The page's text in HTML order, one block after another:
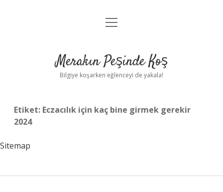
Anasayfa
Yasal Uyarı
menüyü
Merakın Peşinde Koş
Bilgiye koşarken eğlenceyi de yakala!
Etiket: Eczacılık için kaç bine girmek gerekir
2024
Sitemap